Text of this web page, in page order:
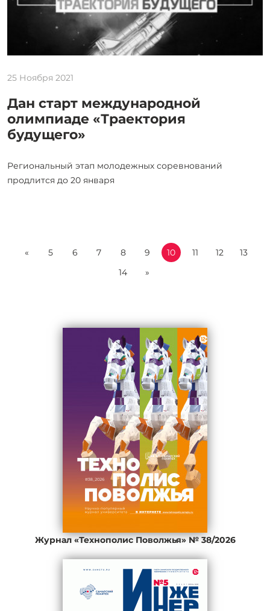
25 Ноября 2021
Дан старт международной
олимпиаде «Траектория
будущего»
Региональный этап молодежных соревнований
продлится до 20 января
« 5 6 7 8 9 10 11 12
13
14
»
Журнал «Технополис Поволжья» № 38/2026